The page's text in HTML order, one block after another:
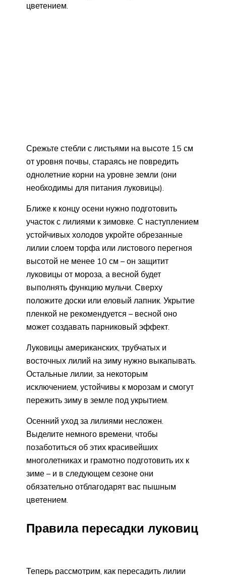
цветением.
Срежьте стебли с листьями на высоте 15 см
от уровня почвы, стараясь не повредить
однолетние корни на уровне земли (они
необходимы для питания луковицы).
Ближе к концу осени нужно подготовить
участок с лилиями к зимовке. С наступлением
устойчивых холодов укройте обрезанные
лилии слоем торфа или листового перегноя
высотой не менее 10 см – он защитит
луковицы от мороза, а весной будет
выполнять функцию мульчи. Сверху
положите доски или еловый лапник. Укрытие
пленкой не рекомендуется – весной оно
может создавать парниковый эффект.
Луковицы американских, трубчатых и
восточных лилий на зиму нужно выкапывать.
Остальные лилии, за некоторым
исключением, устойчивы к морозам и смогут
пережить зиму в земле под укрытием.
Осенний уход за лилиями несложен.
Выделите немного времени, чтобы
позаботиться об этих красивейших
многолетниках и грамотно подготовить их к
зиме – и в следующем сезоне они
обязательно отблагодарят вас пышным
цветением.
Правила пересадки луковиц
Теперь рассмотрим, как пересадить лилии